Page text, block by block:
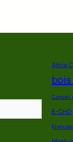
Alicia
Conseil
E-CHO